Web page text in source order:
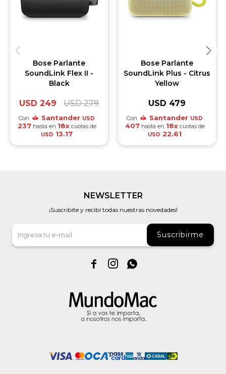
Bose Parlante
SoundLink Flex II -
Black
USD 249 USD 279
Con Santander USD
237hasta en 18xcuotas de
USD 13.17
Bose Parlante
SoundLink Plus - Citrus
Yellow
USD 479
Con Santander USD
407hasta en 18xcuotas de
USD 22.61
NEWSLETTER
¡Suscribite y recibí todas nuestras novedades!
Suscribirme
  